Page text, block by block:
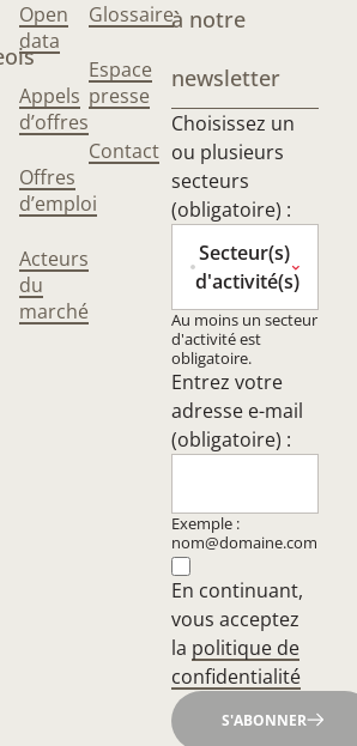
Open
data
Appels
d’offres
Offres
d’emploi
Acteurs
du
marché
Glossaire
Espace
presse
Contact
à notre
newsletter
Choisissez un
ou plusieurs
secteurs
(obligatoire) :
Secteur(s)
d'activité(s)
Au moins un secteur
d'activité est
obligatoire.
Entrez votre
adresse e-mail
(obligatoire) :
Exemple :
nom@domaine.com
En continuant,
vous acceptez
la politique de
confidentialité
S'ABONNER